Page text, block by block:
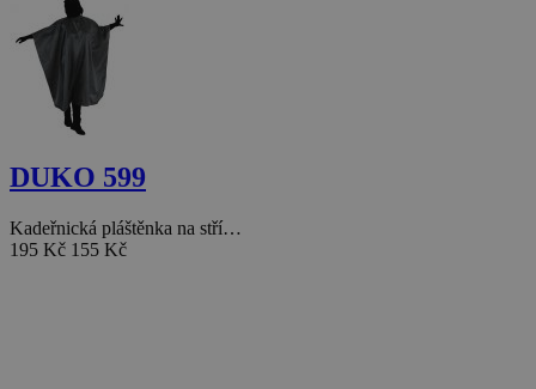
DUKO 599
Kadeřnická pláštěnka na stří…
195 Kč 155 Kč